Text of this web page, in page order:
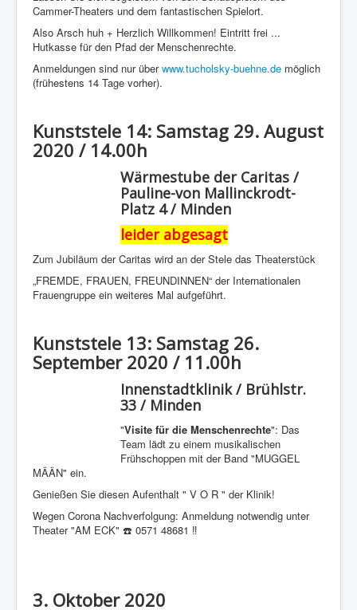
Cammer-Theaters und dem fantastischen Spielort.
Also Arsch huh + Herzlich Willkommen! Eintritt frei ...
Hutkasse für den Pfad der Menschenrechte.
Anmeldungen sind nur überwww.tucholsky-buehne.de möglich
(frühestens 14 Tage vorher).
Kunststele 14: Samstag 29. August
2020 / 14.00h
Wärmestube der Caritas /
Pauline-von Mallinckrodt-
Platz 4 / Minden
leider abgesagt
Zum Jubiläum der Caritas wird an der Stele das Theaterstück
„FREMDE, FRAUEN, FREUNDINNEN“ der Internationalen
Frauengruppe ein weiteres Mal aufgeführt.
Kunststele 13: Samstag 26.
September 2020 / 11.00h
Innenstadtklinik / Brühlstr.
33 / Minden
"Visite für die Menschenrechte": Das
Team lädt zu einem musikalischen
Frühschoppen mit der Band "MUGGEL
MÄÄN" ein.
Genießen Sie diesen Aufenthalt " V O R " der Klinik!
Wegen Corona Nachverfolgung: Anmeldung notwendig unter
Theater "AM ECK" ☎️ 0571 48681 ‼
3. Oktober 2020